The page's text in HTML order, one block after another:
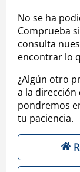
No se ha
Comprueba
consulta
encontrar lo
¿Algún otro
a la dirección
pondremos
tu paciencia.